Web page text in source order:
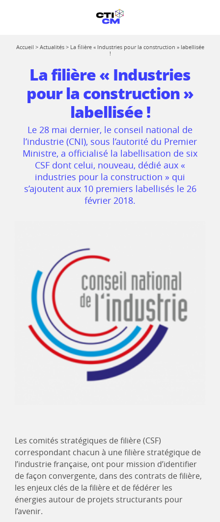
Accueil > Actualités> La filière « Industries pour la construction » labellisée
!
La filière « Industries
pour la construction »
labellisée !
Le 28 mai dernier, le conseil national de
l’industrie (CNI), sous l’autorité du Premier
Ministre, a officialisé la labellisation de six
CSF dont celui, nouveau, dédié aux «
industries pour la construction » qui
s’ajoutent aux 10 premiers labellisés le 26
février 2018.
Les comités stratégiques de filière (CSF)
correspondant chacun à une filière stratégique de
l’industrie française, ont pour mission d’identifier
de façon convergente, dans des contrats de filière,
les enjeux clés de la filière et de fédérer les
énergies autour de projets structurants pour
l’avenir.